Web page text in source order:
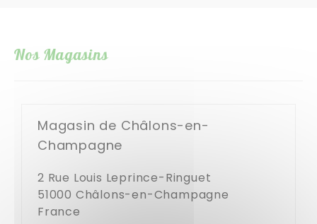
Nos Magasins
Magasin de Châlons-en-
Champagne
2 Rue Louis Leprince-Ringuet
51000 Châlons-en-Champagne
France